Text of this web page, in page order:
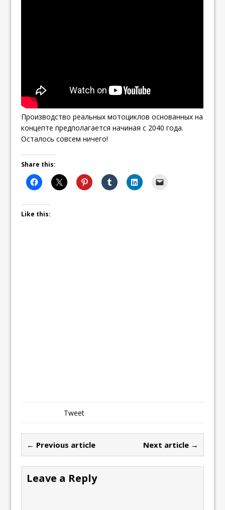
Производство реальных мотоциклов основанных на
концепте предполагается начиная с 2040 года.
Осталось совсем ничего!
Share this:
Like this:
Tweet
← Previous article Next article →
Leave a Reply